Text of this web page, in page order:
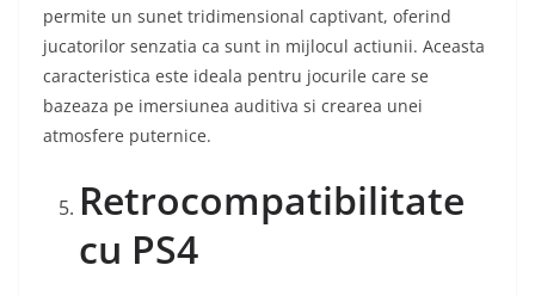
permite un sunet tridimensional captivant, oferind
jucatorilor senzatia ca sunt in mijlocul actiunii. Aceasta
caracteristica este ideala pentru jocurile care se
bazeaza pe imersiunea auditiva si crearea unei
atmosfere puternice.
Retrocompatibilitate
cu PS4